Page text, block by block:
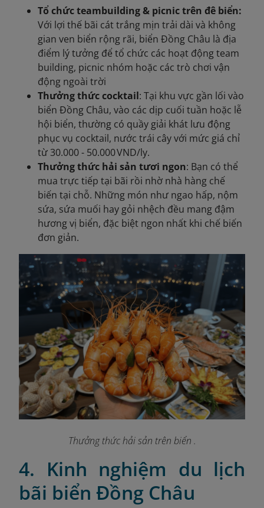
Tổ chức teambuilding & picnic trên đê biển:
Với lợi thế bãi cát trắng mịn trải dài và không
gian ven biển rộng rãi, biển Đồng Châu là địa
điểm lý tưởng để tổ chức các hoạt động team
building, picnic nhóm hoặc các trò chơi vận
động ngoài trời
Thưởng thức cocktail: Tại khu vực gần lối vào
biển Đồng Châu, vào các dịp cuối tuần hoặc lễ
hội biển, thường có quầy giải khát lưu động
phục vụ cocktail, nước trái cây với mức giá chỉ
từ 30.000 - 50.000 VND/ly.
Thưởng thức hải sản tươi ngon: Bạn có thể
mua trực tiếp tại bãi rồi nhờ nhà hàng chế
biến tại chỗ. Những món như ngao hấp, nộm
sứa, sứa muối hay gỏi nhệch đều mang đậm
hương vị biển, đặc biệt ngon nhất khi chế biến
đơn giản.
Thưởng thức hải sản trên biển .
4. Kinh nghiệm du lịch
bãi biển Đồng Châu